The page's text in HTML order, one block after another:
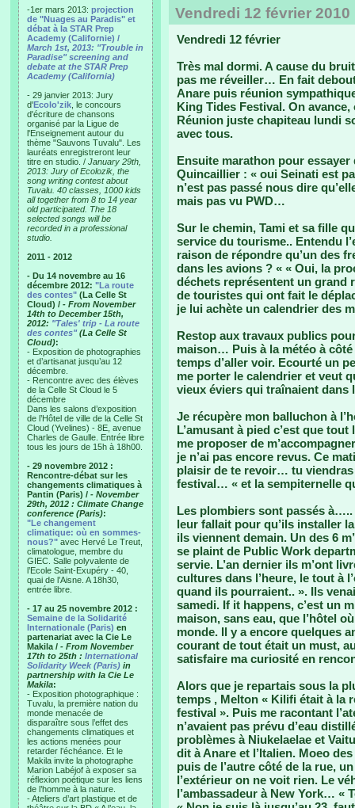
-1er mars 2013: projection
de "Nuages au Paradis" et
débat à la STAR Prep
Academy (Californie) /
March 1st, 2013: "Trouble in
Paradise" screening and
debate at the STAR Prep
Academy (California)
- 29 janvier 2013: Jury
d'Ecolo'zik , le concours
d'écriture de chansons
organisé par la Ligue de
l'Enseignement autour du
thème "Sauvons Tuvalu". Les
lauréats enregistreront leur
titre en studio. / January 29th,
2013: Jury of Ecolozik, the
song writing contest about
Tuvalu. 40 classes, 1000 kids
all together from 8 to 14 year
old participated. The 18
selected songs will be
recorded in a professional
studio.
2011 - 2012
- Du 14 novembre au 16
décembre 2012: "La route
des contes" (La Celle St
Cloud) / - From November
14th to December 15th,
2012: "Tales' trip - La route
des contes"(La Celle St
Cloud):
- Exposition de photographies
et d’artisanat jusqu’au 12
décembre.
- Rencontre avec des élèves
de la Celle St Cloud le 5
décembre
Dans les salons d’exposition
de l’Hôtel de ville de la Celle St
Cloud (Yvelines) - 8E, avenue
Charles de Gaulle. Entrée libre
tous les jours de 15h à 18h00.
- 29 novembre 2012 :
Rencontre-débat sur les
changements climatiques à
Pantin (Paris) / - November
29th, 2012 : Climate Change
conference (Paris):
"Le changement
climatique: où en sommes-
nous?" avec Hervé Le Treut,
climatologue, membre du
GIEC. Salle polyvalente de
l’Ecole Saint-Exupéry - 40,
quai de l’Aisne. A 18h30,
entrée libre.
- 17 au 25 novembre 2012 :
Semaine de la Solidarité
Internationale (Paris) en
partenariat avec la Cie Le
Makila / - From November
17th to 25th : International
Solidarity Week (Paris) in
partnership with la Cie Le
Makila:
- Exposition photographique :
Tuvalu, la première nation du
monde menacée de
disparaître sous l’effet des
changements climatiques et
les actions menées pour
retarder l’échéance. Et le
Makila invite la photographe
Marion Labéjof à exposer sa
réflexion poétique sur les liens
de l’homme à la nature.
- Ateliers d’art plastique et de
Vendredi 12 février 2010
Vendredi 12 février
Très mal dormi. A cause du
pas me réveiller… En fait
Anare puis réunion
King Tides Festival. On
Réunion juste chapiteau lundi
avec tous.
Ensuite marathon pour essayer
Quincaillier : « oui Seinati est
n’est pas passé nous dire
mais pas vu PWD…
Sur le chemin, Tami et sa fille
service du tourisme.. Entendu
raison de répondre qu’un des
dans les avions ? « « Oui, la
déchets représentent un grand
de touristes qui ont fait le
je lui achète un calendrier des
Restop aux travaux publics
maison… Puis à la météo à
temps d’aller voir. Ecourté un
me porter le calendrier et veut
vieux éviers qui traînaient dans
Je récupère mon balluchon à
L’amusant à pied c’est que
me proposer de
je n’ai pas encore revus. Ce
plaisir de te revoir… tu
festival… « et la sempiternelle
Les plombiers sont passés à…..
leur fallait pour qu’ils installer
ils viennent demain. Un des 6
se plaint de Public Work
servie. L’an dernier ils m’ont
cultures dans l’heure, le tout à
quand ils pourraient.. ». Ils
samedi. If it happens, c’est un
maison, sans eau, que l’hôtel
monde. Il y a encore quelques
courant de tout était un must,
satisfaire ma curiosité en
Alors que je repartais sous la
temps , Melton « Kilifi était à la
festival ». Puis me racontant
n’avaient pas prévu d’eau
problèmes à Niukelaelae et
dit à Anare et l’Italien. Moeo
puis de l’autre côté de la rue,
l’extérieur on ne voit rien. Le
l’ambassadeur à New York… «